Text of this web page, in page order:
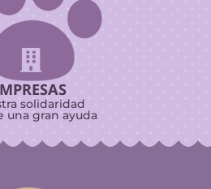

solidaridad
una gran ayuda